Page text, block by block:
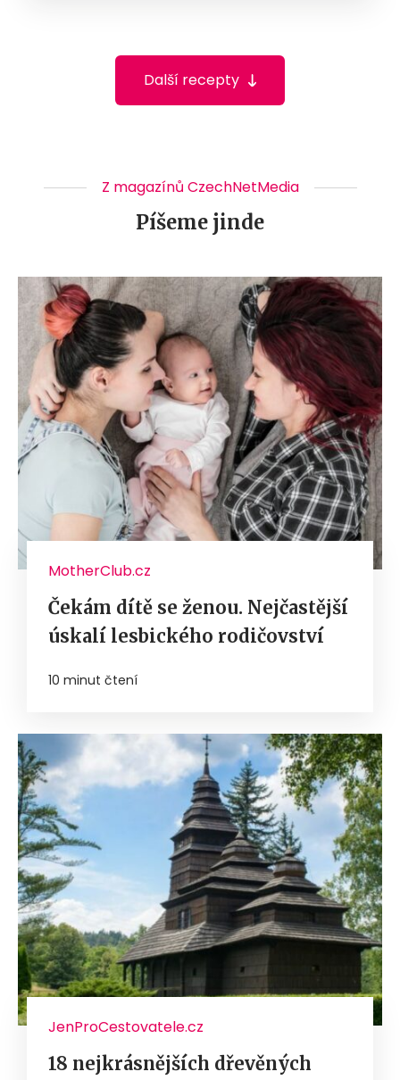
Další recepty
Z magazínů CzechNetMedia
Píšeme jinde
MotherClub.cz
Čekám dítě se ženou. Nejčastější
úskalí lesbického rodičovství
10 minut čtení
JenProCestovatele.cz
18 nejkrásnějších dřevěných